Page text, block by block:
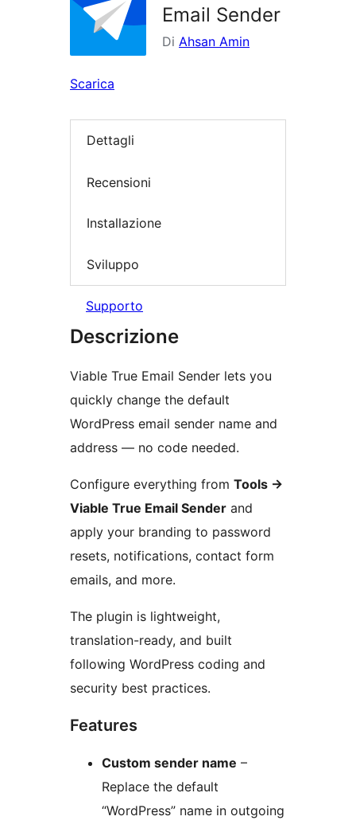
Email Sender
Di Ahsan Amin
Scarica
Dettagli
Recensioni
Installazione
Sviluppo
Supporto
Descrizione
Viable True Email Sender lets you
quickly change the default
WordPress email sender name and
address — no code needed.
Configure everything from Tools →
Viable True Email Sender and
apply your branding to password
resets, notifications, contact form
emails, and more.
The plugin is lightweight,
translation-ready, and built
following WordPress coding and
security best practices.
Features
Custom sender name –
Replace the default
“WordPress” name in outgoing